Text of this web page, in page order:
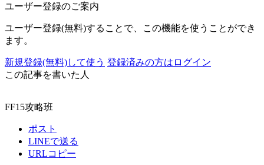
ユーザー登録のご案内
ユーザー登録(無料)することで、この機能を使うことができ
ます。
新規登録(無料)して使う 登録済みの方はログイン
この記事を書いた人
FF15攻略班
ポスト
LINEで送る
URLコピー